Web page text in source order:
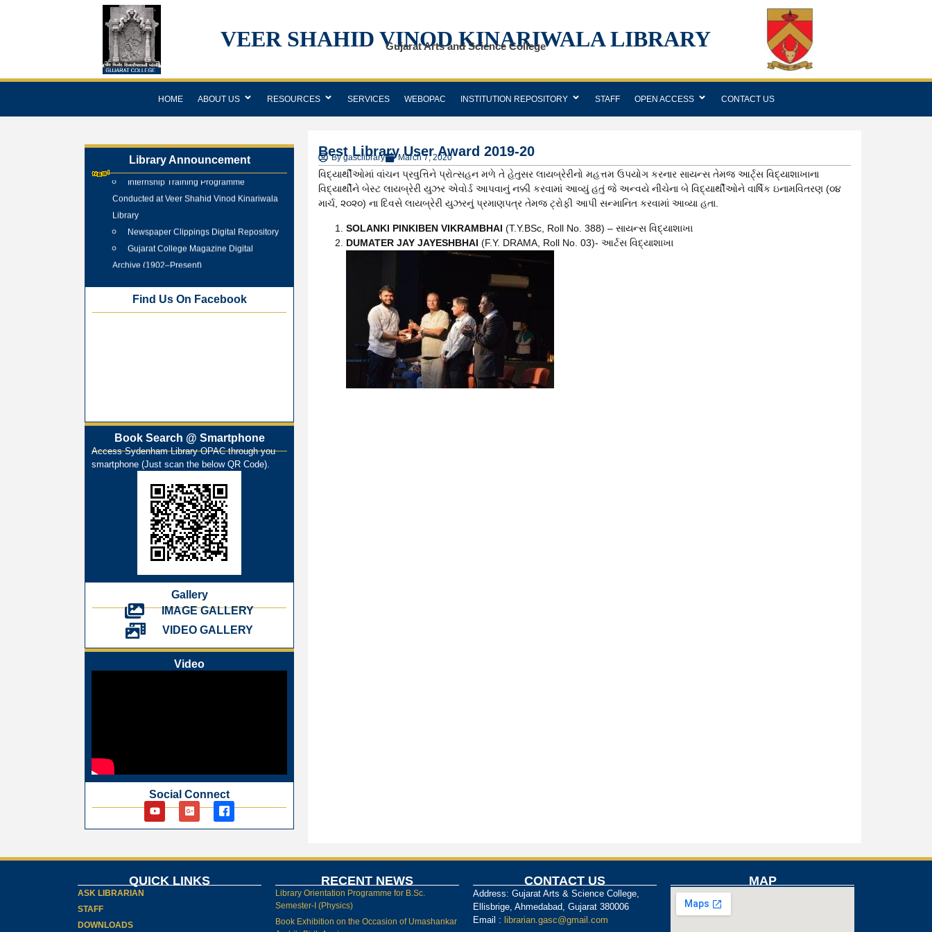
VEER SHAHID VINOD KINARIWALA LIBRARY
Gujarat Arts and Science College
HOME ABOUT US RESOURCES SERVICES WEBOPAC INSTITUTION REPOSITORY STAFF OPEN ACCESS CONTACT US
Library Announcement
Conducted at Veer Shahid Vinod Kinariwala
Library
Newspaper Clippings Digital Repository
Gujarat College Magazine Digital
Archive (1902–Present)
New Arrivals Books 2025 - 2026
2025
New Arrivals Books_ March 2025
One Nation One Subscription Notice
on 4th January 2025
Workshop on Library Automation &
Digitization
Library Orientation Program for First
Year B.Sc. Students on 29th July 2024
N-LIST Workshop for Faculty Members
On-Line-Learning (Open Access)
પ્રેમચંદ જયંતી ઉજવણી
New Arrivals Audio Books
Find Us On Facebook
Book Search @ Smartphone
Access Sydenham Library OPAC through you
smartphone (Just scan the below QR Code).
Gallery
IMAGE GALLERY
VIDEO GALLERY
Video
Social Connect
Best Library User Award 2019-20
Bygasclibrary March 7, 2020
વિદ્યાર્થીઓમાં વાંચન પ્રવુત્તિને પ્રોત્સહન મળે તે હેતુસર લાયબ્રેરીનો મહત્તમ ઉપયોગ કરનાર સાયન્સ તેમજ આર્ટ્સ વિદ્યાશાખાના
વિદ્યાર્થીને બેસ્ટ લાયબ્રેરી યુઝર એવોર્ડ આપવાનું નક્કી કરવામાં આવ્યું હતું જે અન્વયે નીચેના બે વિદ્યાર્થીઓને વાર્ષિક ઇનામવિતરણ (૦૪
માર્ચ, ૨૦૨૦) ના દિવસે લાયબ્રેરી યુઝરનું પ્રમાણપત્ર તેમજ ટ્રોફી આપી સન્માનિત કરવામાં આવ્યા હતા.
SOLANKI PINKIBEN VIKRAMBHAI (T.Y.BSc, Roll No. 388) – સાયન્સ વિદ્યાશાખા
DUMATER JAY JAYESHBHAI (F.Y. DRAMA, Roll No. 03)- આર્ટસ વિદ્યાશાખા
QUICK LINKS
ASK LIBRARIAN
STAFF
DOWNLOADS
RECENT NEWS
Library Orientation Programme for B.Sc.
Semester-I (Physics)
Book Exhibition on the Occasion of Umashankar
CONTACT US
Address: Gujarat Arts & Science College,
Ellisbrige, Ahmedabad, Gujarat 380006
Email : librarian.gasc@gmail.com
MAP